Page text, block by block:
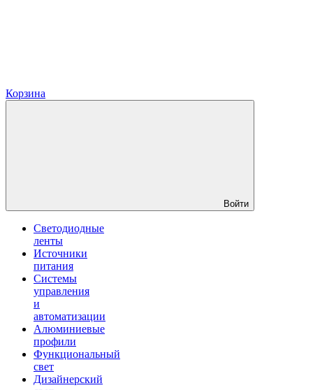
Корзина
Войти
Светодиодные
ленты
Источники
питания
Системы
управления
и
автоматизации
Алюминиевые
профили
Функциональный
свет
Дизайнерский